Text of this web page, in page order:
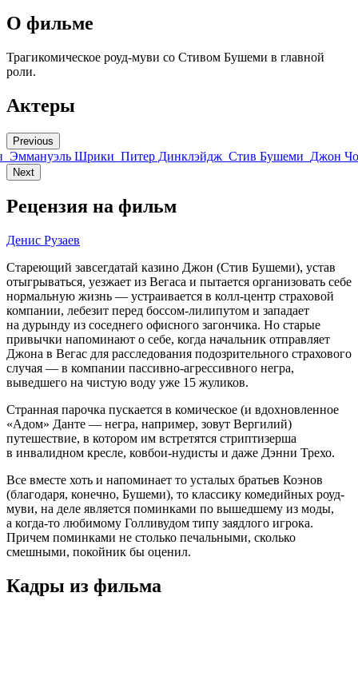
О фильме
Трагикомическое роуд-муви со Стивом Бушеми в главной
роли.
Актеры
Previous
Эммануэль Шрики Питер Динклэйдж Стив Бушеми Джон Чо
Next
Рецензия на фильм
Денис Рузаев
Стареющий завсегдатай казино Джон (Стив Бушеми), устав
отыгрываться, уезжает из Вегаса и пытается организовать себе
нормальную жизнь — устраивается в колл-центр страховой
компании, лебезит перед боссом-лилипутом и западает
на дурынду из соседнего офисного загончика. Но старые
привычки напоминают о себе, когда начальник отправляет
Джона в Вегас для расследования подозрительного страхового
случая — в компании пассивно-агрессивного негра,
выведшего на чистую воду уже 15 жуликов.
Странная парочка пускается в комическое (и вдохновленное
«Адом» Данте — негра, например, зовут Вергилий)
путешествие, в котором им встретятся стриптизерша
в инвалидном кресле, ковбои-нудисты и даже Дэнни Трехо.
Все вместе хоть и напоминает то усталых братьев Коэнов
(благодаря, конечно, Бушеми), то классику комедийных роуд-
муви, на деле является поминками по вышедшему из моды,
а когда-то любимому Голливудом типу заядлого игрока.
Причем поминками не столько печальными, сколько
смешными, покойник бы оценил.
Кадры из фильмa